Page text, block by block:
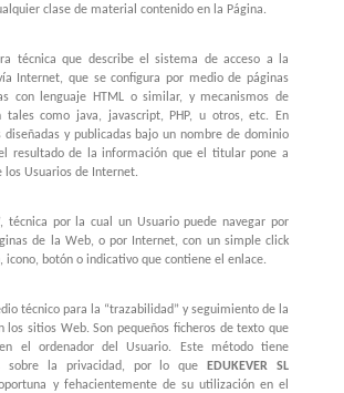
clase de material contenido en la Página.
técnica que describe el sistema de acceso a la
Internet, que se configura por medio de páginas
con lenguaje HTML o similar, y mecanismos de
tales como java, javascript, PHP, u otros, etc. En
diseñadas y publicadas bajo un nombre de dominio
resultado de la información que el titular pone a
los Usuarios de Internet.
técnica por la cual un Usuario puede navegar por
de la Web, o por Internet, con un simple click
icono, botón o indicativo que contiene el enlace.
técnico para la “trazabilidad” y seguimiento de la
los sitios Web. Son pequeños ficheros de texto que
el ordenador del Usuario. Este método tiene
sobre la privacidad, por lo que
EDUKEVER SL
y fehacientemente de su utilización en el